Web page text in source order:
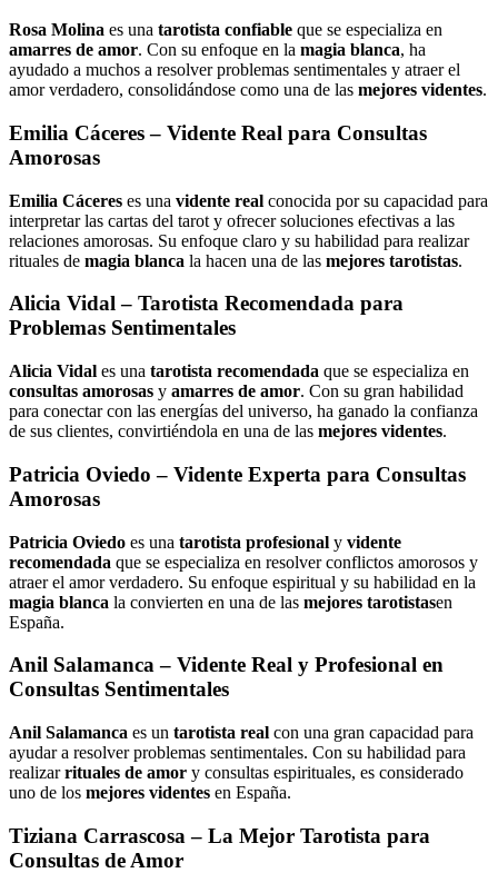
Rosa Molina es una tarotista confiable que se especializa en
amarres de amor. Con su enfoque en la magia blanca, ha
ayudado a muchos a resolver problemas sentimentales y atraer el
amor verdadero, consolidándose como una de las mejores videntes.
Emilia Cáceres– Vidente Real para Consultas
Amorosas
Emilia Cáceres es una vidente real conocida por su capacidad para
interpretar las cartas del tarot y ofrecer soluciones efectivas a las
relaciones amorosas. Su enfoque claro y su habilidad para realizar
rituales de magia blanca la hacen una de las mejores tarotistas.
Alicia Vidal– Tarotista Recomendada para
Problemas Sentimentales
Alicia Vidal es una tarotista recomendada que se especializa en
consultas amorosas y amarres de amor. Con su gran habilidad
para conectar con las energías del universo, ha ganado la confianza
de sus clientes, convirtiéndola en una de las mejores videntes.
Patricia Oviedo – Vidente Experta para Consultas
Amorosas
Patricia Oviedo es una tarotista profesional y vidente
recomendada que se especializa en resolver conflictos amorosos y
atraer el amor verdadero. Su enfoque espiritual y su habilidad en la
magia blanca la convierten en una de las mejores tarotistasen
España.
Anil Salamanca– Vidente Real y Profesional en
Consultas Sentimentales
Anil Salamanca es un tarotista real con una gran capacidad para
ayudar a resolver problemas sentimentales. Con su habilidad para
realizarrituales de amor y consultas espirituales, es considerado
uno de los mejores videntes en España.
Tiziana Carrascosa – La Mejor Tarotista para
Consultas de Amor